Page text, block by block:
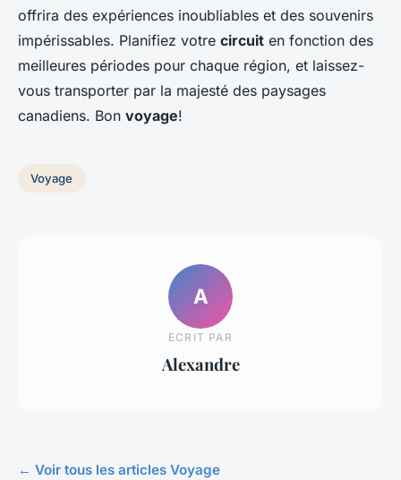
offrira des expériences inoubliables et des souvenirs
impérissables. Planifiez votre circuit en fonction des
meilleures périodes pour chaque région, et laissez-
vous transporter par la majesté des paysages
canadiens. Bon voyage!
Voyage
A
ECRIT PAR
Alexandre
← Voir tous les articles Voyage